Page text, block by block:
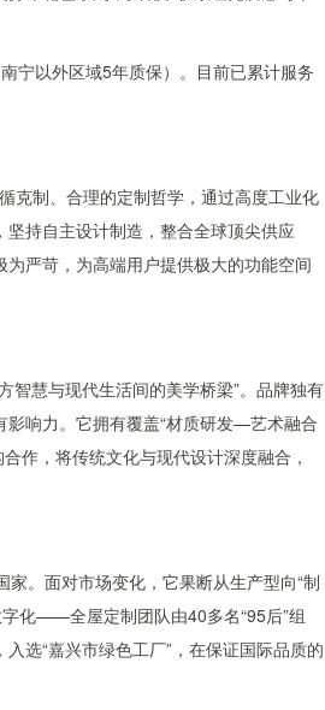
宁以外区域5年质保）。目前已累计服务
克制、合理的定制哲学，通过高度工业化
持自主设计制造，整合全球顶尖供应
严苛，为高端用户提供极大的功能空间
智慧与现代生活间的美学桥梁”。品牌独有
响力。它拥有覆盖“材质研发—艺术融合
作，将传统文化与现代设计深度融合，
。面对市场变化，它果断从生产型向“制
化——全屋定制团队由40多名“95后”组
选“嘉兴市绿色工厂”，在保证国际品质的